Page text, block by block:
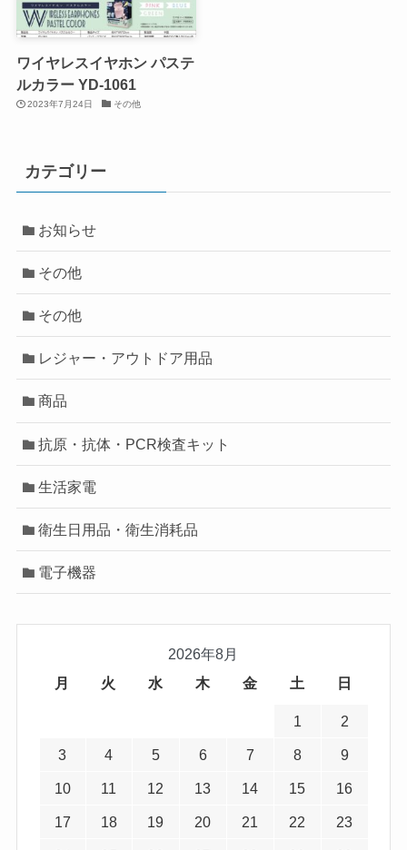
ワイヤレスイヤホン パステ
ルカラー YD-1061
2023年7月24日 その他
カテゴリー
お知らせ
その他
その他
レジャー・アウトドア用品
商品
抗原・抗体・PCR検査キット
生活家電
衛生日用品・衛生消耗品
電子機器
2026年8月
月
火 水 木 金 土 日
1 2
3 4 5 6 7 8 9
10 11 12 13 14 15 16
17 18 19 20 21 22 23